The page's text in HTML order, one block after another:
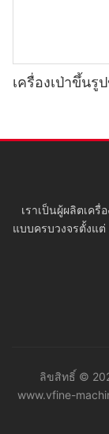
เครื่องเป่าขึ้น
เราเป็นผู้ผลิตเค
แบบครบวงจรตั้งแ
ลิขสิทธิ์ ©
www.vfine-